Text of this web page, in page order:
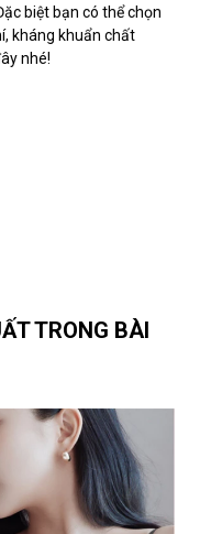
biệt bạn có thể chọn
kháng khuẩn chất
nhé!
TRONG BÀI